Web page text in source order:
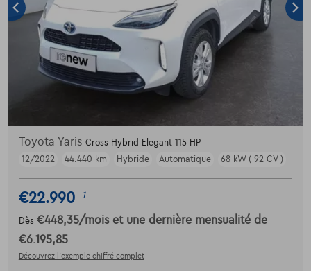
Toyota Yaris Cross Hybrid Elegant 115 HP
12/2022
44.440 km Hybride Automatique 68 kW ( 92 CV )
€22.990 1
Dès €448,35/mois et une dernière mensualité de
€6.195,85
Découvrez l’exemple chiffré complet